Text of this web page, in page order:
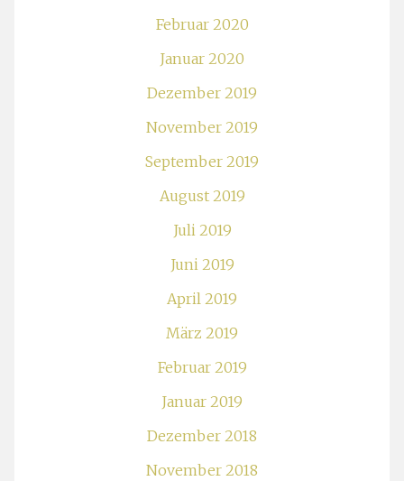
Februar 2020
Januar 2020
Dezember 2019
November 2019
September 2019
August 2019
Juli 2019
Juni 2019
April 2019
März 2019
Februar 2019
Januar 2019
Dezember 2018
November 2018